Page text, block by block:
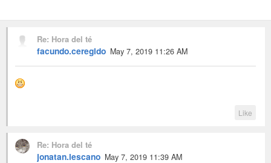
Re: Hora del té
facundo.ceregido May 7, 2019 11:26 AM
Like
Re: Hora del té
jonatan.lescano May 7, 2019 11:39 AM